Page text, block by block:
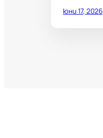
юни 17, 2026